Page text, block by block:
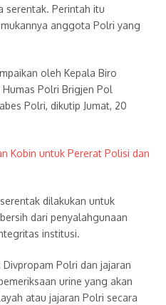
serentak. Perintah itu
anggota Polri yang
oleh Kepala Biro
Polri Brigjen Pol
Polri, dikutip Jumat, 20
Kobin untuk Pererat Polisi dan
dilakukan untuk
dari penyalahgunaan
institusi.
Divpropam Polri dan jajaran
urine yang akan
atau jajaran Polri secara